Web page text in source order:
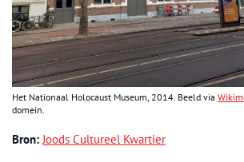
Het Nationaal Holocaust Museum, 2014. Beeld via
domein.
Bron: Joods Cultureel Kwartier